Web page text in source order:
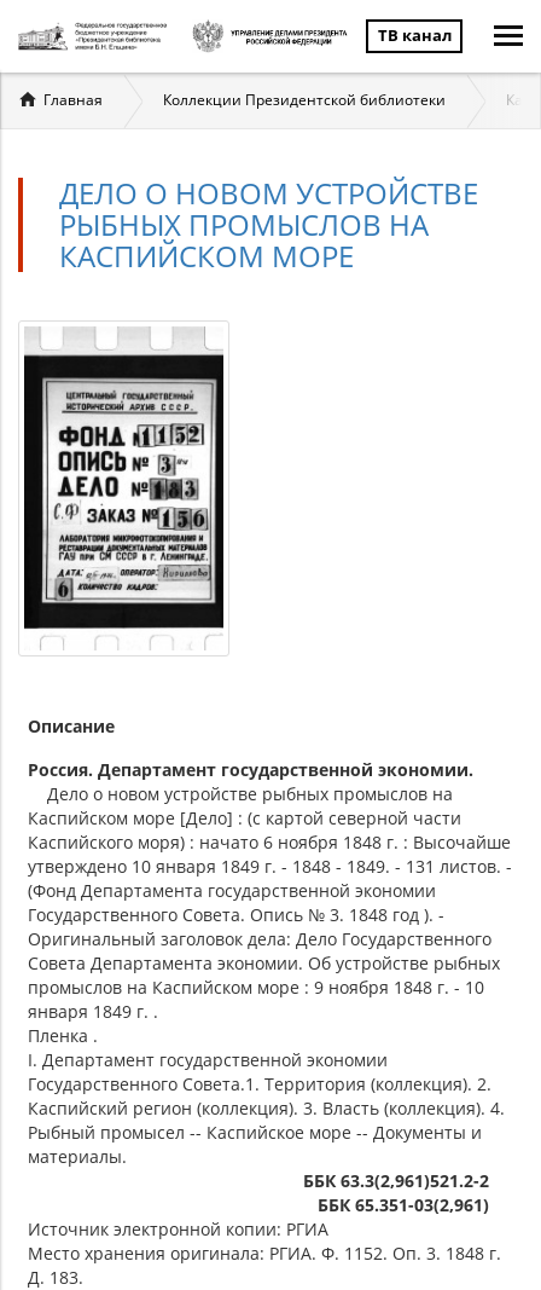
ТВ канал
Вы
здесь
Главная Коллекции Президентской библиотеки
ДЕЛО О НОВОМ УСТРОЙСТВЕ
РЫБНЫХ ПРОМЫСЛОВ НА
КАСПИЙСКОМ МОРЕ
Описание
Россия. Департамент государственной экономии.
Дело о новом устройстве рыбных промыслов на
Каспийском море [Дело] : (с картой северной части
Каспийского моря) : начато 6 ноября 1848 г. : Высочайше
утверждено 10 января 1849 г. - 1848 - 1849. - 131 листов. -
(Фонд Департамента государственной экономии
Государственного Совета. Опись № 3. 1848 год ). -
Оригинальный заголовок дела: Дело Государственного
Совета Департамента экономии. Об устройстве рыбных
промыслов на Каспийском море : 9 ноября 1848 г. - 10
января 1849 г. .
Пленка .
I. Департамент государственной экономии
Государственного Совета.1. Территория (коллекция). 2.
Каспийский регион (коллекция). 3. Власть (коллекция). 4.
Рыбный промысел -- Каспийское море -- Документы и
материалы.
ББК 63.3(2,961)521.2-2
ББК 65.351-03(2,961)
Источник электронной копии: РГИА
Место хранения оригинала: РГИА. Ф. 1152. Оп. 3. 1848 г.
Д. 183.